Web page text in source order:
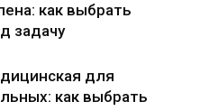
как выбрать
задачу
для
как выбрать